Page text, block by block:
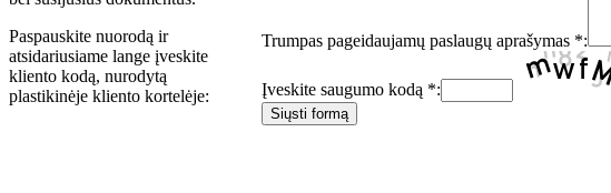
Paspauskite nuorodą ir
atsidariusiame lange įveskite
kliento kodą, nurodytą
plastikinėje kliento kortelėje:
Trumpas pageidaujamų paslaugų aprašymas *:
Įveskite saugumo kodą *: